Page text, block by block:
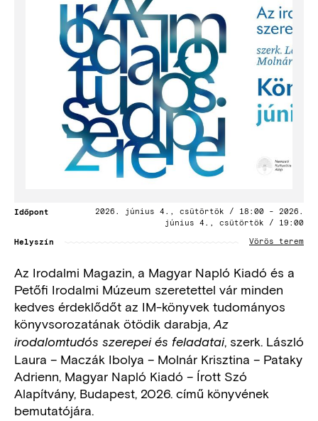
Időpont 2026. június 4., csütörtök / 18:00 - 2026.
június 4., csütörtök / 19:00
Helyszín Vörös terem
Az Irodalmi Magazin, a Magyar Napló Kiadó és a
Petőfi Irodalmi Múzeum szeretettel vár minden
kedves érdeklődőt az IM-könyvek tudományos
könyvsorozatának ötödik darabja, Az
irodalomtudós szerepei és feladatai, szerk. László
Laura – Maczák Ibolya – Molnár Krisztina – Pataky
Adrienn, Magyar Napló Kiadó – Írott Szó
Alapítvány, Budapest, 2026. című könyvének
bemutatójára.